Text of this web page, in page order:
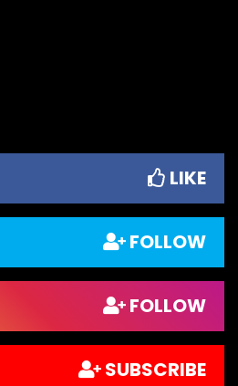
LIKE
FOLLOW
FOLLOW
SUBSCRIBE